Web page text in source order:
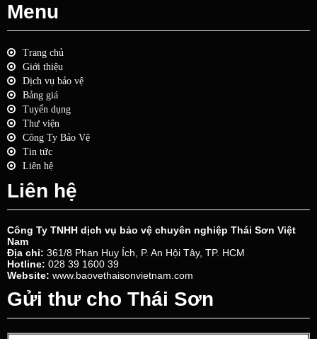
Menu
Trang chủ
Giới thiệu
Dịch vụ bảo vệ
Bảng giá
Tuyển dụng
Thư viện
Công Ty Bảo Vệ
Tin tức
Liên hệ
Liên hệ
Công Ty TNHH dịch vụ bảo vệ chuyên nghiệp Thái Sơn Việt
Nam
Địa chỉ: 361/8 Phan Huy Ích, P. An Hội Tây, TP. HCM
Hotline: 028 39 1600 39
Website: www.baovethaisonvietnam.com
Gửi thư cho Thái Sơn